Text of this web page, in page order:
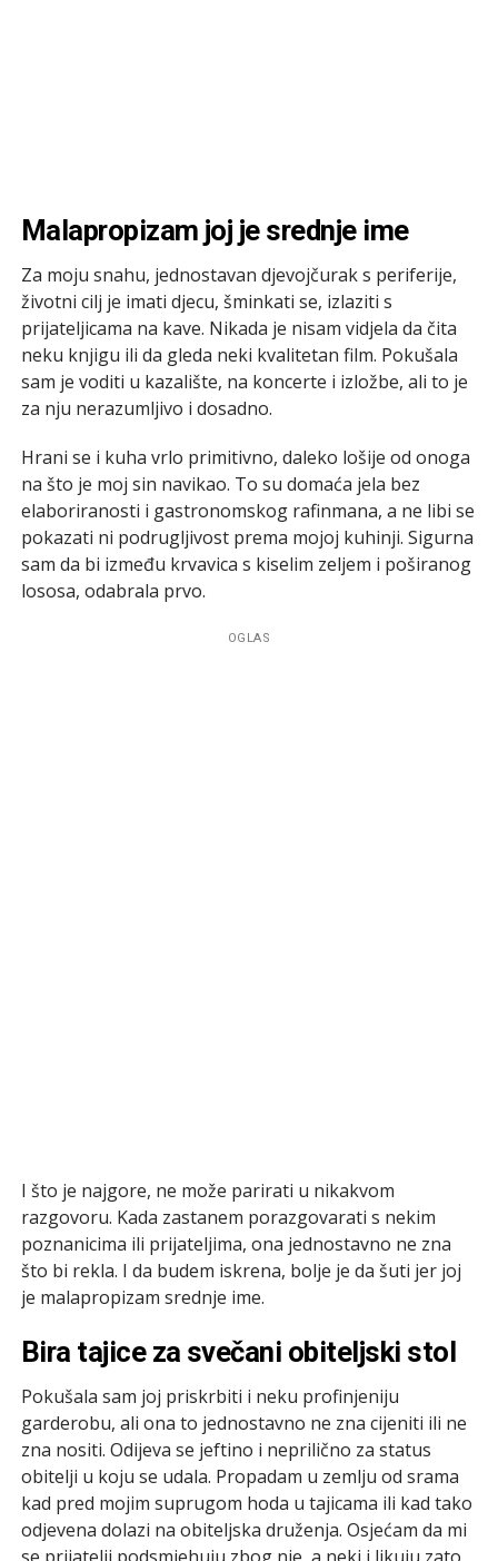
Malapropizam joj je srednje ime
Za moju snahu, jednostavan djevojčurak s periferije,
životni cilj je imati djecu, šminkati se, izlaziti s
prijateljicama na kave. Nikada je nisam vidjela da čita
neku knjigu ili da gleda neki kvalitetan film. Pokušala
sam je voditi u kazalište, na koncerte i izložbe, ali to je
za nju nerazumljivo i dosadno.
Hrani se i kuha vrlo primitivno, daleko lošije od onoga
na što je moj sin navikao. To su domaća jela bez
elaboriranosti i gastronomskog rafinmana, a ne libi se
pokazati ni podrugljivost prema mojoj kuhinji. Sigurna
sam da bi između krvavica s kiselim zeljem i poširanog
lososa, odabrala prvo.
OGLAS
I što je najgore, ne može parirati u nikakvom
razgovoru. Kada zastanem porazgovarati s nekim
poznanicima ili prijateljima, ona jednostavno ne zna
što bi rekla. I da budem iskrena, bolje je da šuti jer joj
je malapropizam srednje ime.
Bira tajice za svečani obiteljski stol
Pokušala sam joj priskrbiti i neku profinjeniju
garderobu, ali ona to jednostavno ne zna cijeniti ili ne
zna nositi. Odijeva se jeftino i neprilično za status
obitelji u koju se udala. Propadam u zemlju od srama
kad pred mojim suprugom hoda u tajicama ili kad tako
odjevena dolazi na obiteljska druženja. Osjećam da mi